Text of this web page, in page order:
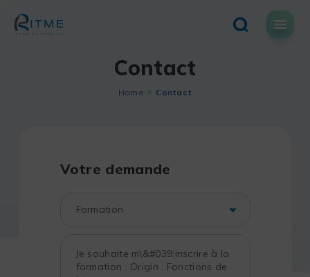
content
Contact
Home Contact
Votre demande